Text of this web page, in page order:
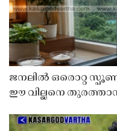
ജനലിൽ ഒരൊറ്റ
ഈ വില്ലനെ